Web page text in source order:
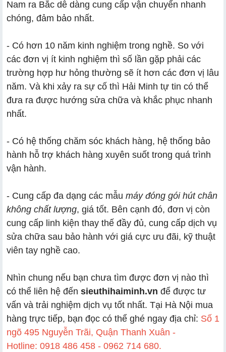
Nam ra Bắc dễ dàng cung cấp vận chuyển nhanh
chóng, đảm bảo nhất.
- Có hơn 10 năm kinh nghiệm trong nghề. So với
các đơn vị ít kinh nghiệm thì số lần gặp phải các
trường hợp hư hỏng thường sẽ ít hơn các đơn vị lâu
năm. Và khi xảy ra sự cố thì Hải Minh tự tin có thể
đưa ra được hướng sửa chữa và khắc phục nhanh
nhất.
- Có hệ thống chăm sóc khách hàng, hệ thống bảo
hành hỗ trợ khách hàng xuyên suốt trong quá trình
vận hành.
- Cung cấp đa dạng các mẫu máy đóng gói hút chân
không chất lượng, giá tốt. Bên cạnh đó, đơn vị còn
cung cấp linh kiện thay thế đầy đủ, cung cấp dịch vụ
sửa chữa sau bảo hành với giá cực ưu đãi, kỹ thuật
viên tay nghề cao.
Nhìn chung nếu bạn chưa tìm được đơn vị nào thì
có thể liên hệ đến sieuthihaiminh.vn để được tư
vấn và trải nghiệm dịch vụ tốt nhất. Tại Hà Nội mua
hàng trực tiếp, bạn đọc có thể ghé ngay địa chỉ: Số 1
ngõ 495 Nguyễn Trãi, Quận Thanh Xuân -
Hotline: 0918 486 458 - 0962 714 680.